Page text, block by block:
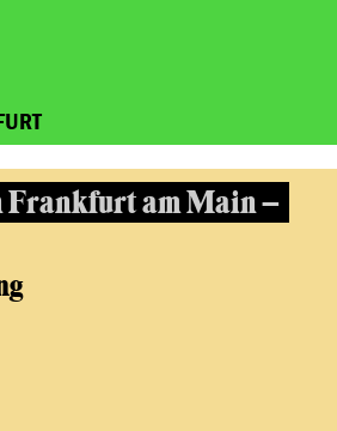
am Main –